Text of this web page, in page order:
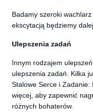
Badamy szeroki
ekscytacją będziemy
Ulepszenia zadań
Innym rodzajem
ulepszenia zadań. Kilka
Stalowe Serce i
więcej, aby zapewnić
różnych bohaterów.